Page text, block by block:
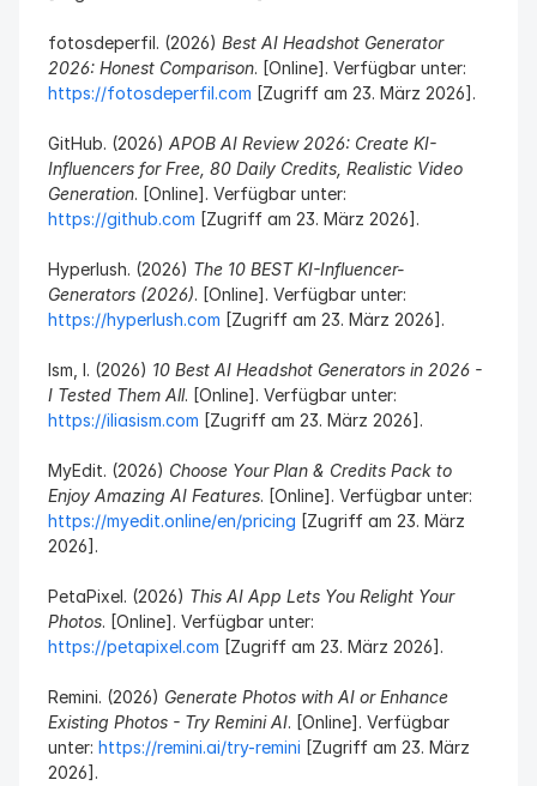
fotosdeperfil. (2026) Best AI Headshot Generator
2026: Honest Comparison
https://fotosdeperfil.com [Zugriff am 23. März 2026].
GitHub. (2026) APOB AI Review 2026: Create KI-
Influencers for Free, 80 Daily Credits, Realistic Video
Generation
https://github.com [Zugriff am 23. März 2026].
Hyperlush. (2026) The 10 BEST KI-Influencer-
Generators (2026)
https://hyperlush.com [Zugriff am 23. März 2026].
Ism, I. (2026) 10 Best AI Headshot Generators in 2026 -
I Tested Them All
https://iliasism.com [Zugriff am 23. März 2026].
MyEdit. (2026) Choose Your Plan & Credits Pack to
Enjoy Amazing AI Features
https://myedit.online/en/pricing [Zugriff am 23. März
2026].
PetaPixel. (2026) This AI App Lets You Relight Your
Photos
https://petapixel.com [Zugriff am 23. März 2026].
Remini. (2026) Generate Photos with AI or Enhance
Existing Photos - Try Remini AI. [Online]. Verfügbar
unter: https://remini.ai/try-remini [Zugriff am 23. März
2026].